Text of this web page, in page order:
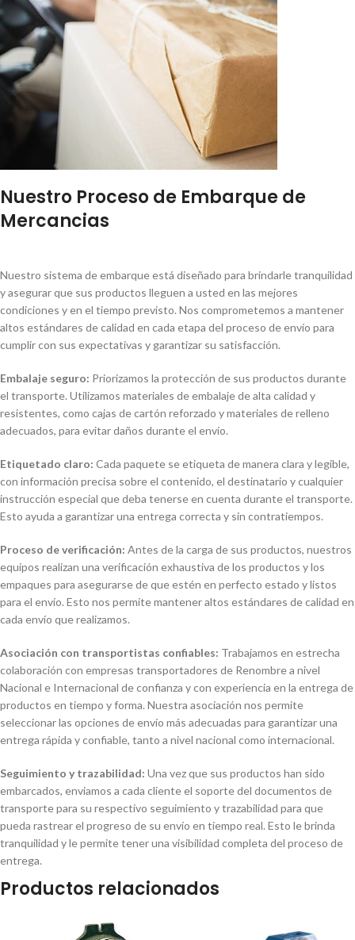
Nuestro Proceso de Embarque de
Mercancias
Nuestro sistema de embarque está diseñado para brindarle tranquilidad
y asegurar que sus productos lleguen a usted en las mejores
condiciones y en el tiempo previsto. Nos comprometemos a mantener
altos estándares de calidad en cada etapa del proceso de envío para
cumplir con sus expectativas y garantizar su satisfacción.
Embalaje seguro: Priorizamos la protección de sus productos durante
el transporte. Utilizamos materiales de embalaje de alta calidad y
resistentes, como cajas de cartón reforzado y materiales de relleno
adecuados, para evitar daños durante el envío.
Etiquetado claro: Cada paquete se etiqueta de manera clara y legible,
con información precisa sobre el contenido, el destinatario y cualquier
instrucción especial que deba tenerse en cuenta durante el transporte.
Esto ayuda a garantizar una entrega correcta y sin contratiempos.
Proceso de verificación: Antes de la carga de sus productos, nuestros
equipos realizan una verificación exhaustiva de los productos y los
empaques para asegurarse de que estén en perfecto estado y listos
para el envío. Esto nos permite mantener altos estándares de calidad en
cada envío que realizamos.
Asociación con transportistas confiables: Trabajamos en estrecha
colaboración con empresas transportadores de Renombre a nivel
Nacional e Internacional de confianza y con experiencia en la entrega de
productos en tiempo y forma. Nuestra asociación nos permite
seleccionar las opciones de envío más adecuadas para garantizar una
entrega rápida y confiable, tanto a nivel nacional como internacional.
Seguimiento y trazabilidad: Una vez que sus productos han sido
embarcados, enviamos a cada cliente el soporte del documentos de
transporte para su respectivo seguimiento y trazabilidad para que
pueda rastrear el progreso de su envío en tiempo real. Esto le brinda
tranquilidad y le permite tener una visibilidad completa del proceso de
entrega.
Productos relacionados